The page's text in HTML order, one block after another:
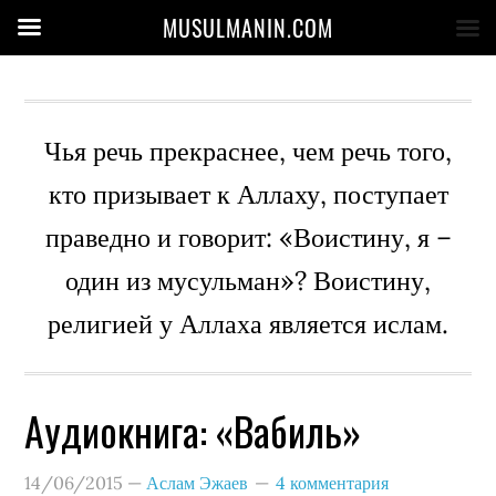
Чья речь прекраснее, чем речь того,
кто призывает к Аллаху, поступает
праведно и говорит: «Воистину, я –
один из мусульман»? Воистину,
религией у Аллаха является ислам.
Аудиокнига: «Вабиль»
14/06/2015 —Аслам Эжаев 4 комментария
MUSULMANIN.COM